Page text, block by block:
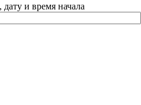
и время начала